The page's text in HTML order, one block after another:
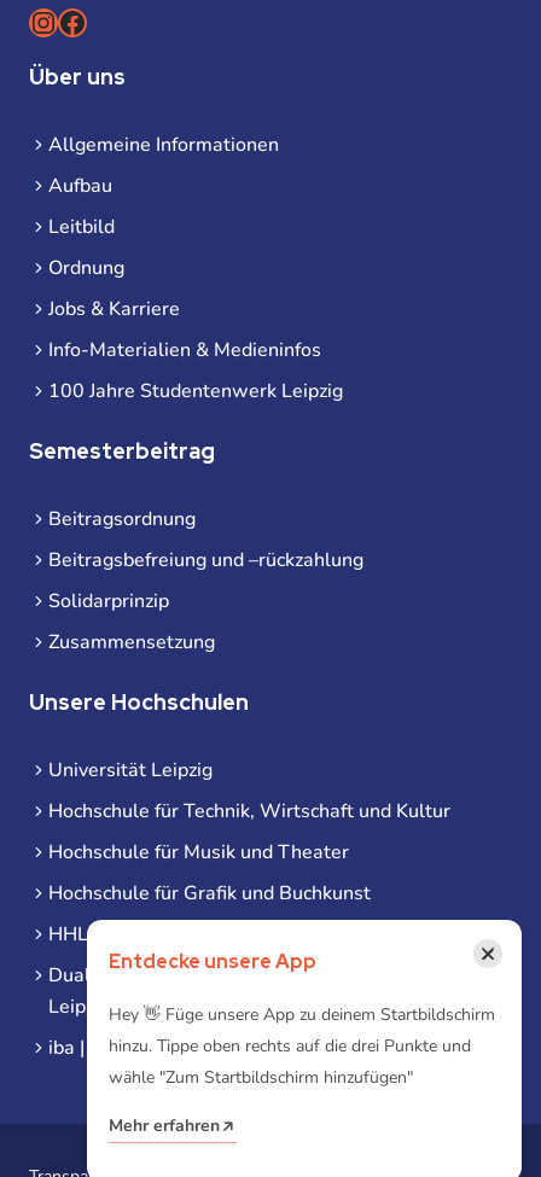
Instagram
Facebook
Über uns
Allgemeine Informationen
Aufbau
Leitbild
Ordnung
Jobs & Karriere
Info-Materialien & Medieninfos
100 Jahre Studentenwerk Leipzig
Semesterbeitrag
Beitragsordnung
Beitragsbefreiung und –rückzahlung
Solidarprinzip
Zusammensetzung
Unsere Hochschulen
Universität Leipzig
Hochschule für Technik, Wirtschaft und Kultur
Hochschule für Musik und Theater
Hochschule für Grafik und Buchkunst
HHL Leipzig
Duale Hochschule Sachsen (DHSN) am Standort
Leipzig
iba | Campus Leipzig
Entdecke unsere App ×
Hey 👋 Füge unsere App zu deinem Startbildschirm
hinzu. Tippe oben rechts auf die drei Punkte und
wähle "Zum Startbildschirm hinzufügen"
Mehr erfahren